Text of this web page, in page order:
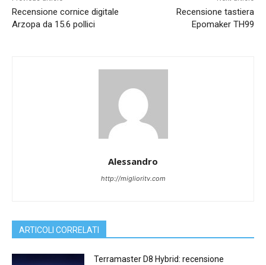
Recensione cornice digitale
Arzopa da 15.6 pollici
Recensione tastiera
Epomaker TH99
Alessandro
http://miglioritv.com
ARTICOLI CORRELATI
Terramaster D8 Hybrid: recensione